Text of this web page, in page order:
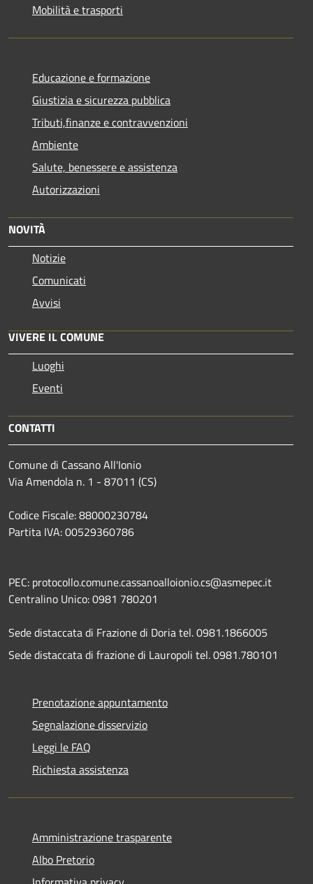
Mobilità e trasporti
Educazione e formazione
Giustizia e sicurezza pubblica
Tributi,finanze e contravvenzioni
Ambiente
Salute, benessere e assistenza
Autorizzazioni
NOVITÀ
Notizie
Comunicati
Avvisi
VIVERE IL COMUNE
Luoghi
Eventi
CONTATTI
Comune di Cassano All'Ionio
Via Amendola n. 1 - 87011 (CS)
Codice Fiscale: 88000230784
Partita IVA: 00529360786
PEC: protocollo.comune.cassanoalloionio.cs@asmepec.it
Centralino Unico: 0981 780201
Sede distaccata di Frazione di Doria tel. 0981.1866005
Sede distaccata di frazione di Lauropoli tel. 0981.780101
Prenotazione appuntamento
Segnalazione disservizio
Leggi le FAQ
Richiesta assistenza
Amministrazione trasparente
Albo Pretorio